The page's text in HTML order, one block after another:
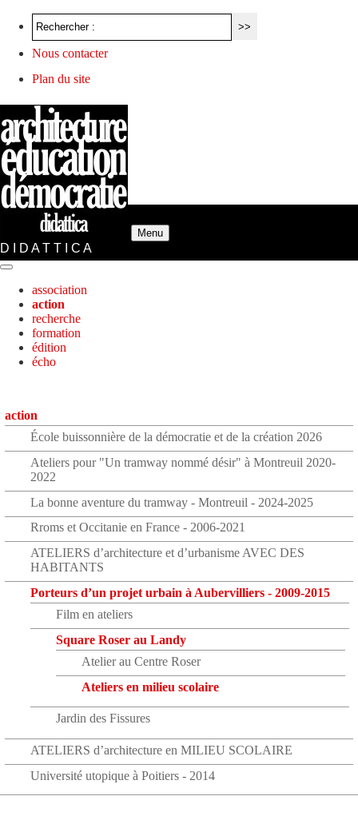
Nous contacter
Plan du site
Menu
D I D A T T I C A
association
action
recherche
formation
édition
écho
action
École buissonnière de la démocratie et de la création 2026
Ateliers pour "Un tramway nommé désir" à Montreuil 2020-
2022
La bonne aventure du tramway - Montreuil - 2024-2025
Rroms et Occitanie en France - 2006-2021
ATELIERS d’architecture et d’urbanisme AVEC DES
HABITANTS
Porteurs d’un projet urbain à Aubervilliers - 2009-2015
Film en ateliers
Square Roser au Landy
Atelier au Centre Roser
Ateliers en milieu scolaire
Jardin des Fissures
ATELIERS d’architecture en MILIEU SCOLAIRE
Université utopique à Poitiers - 2014